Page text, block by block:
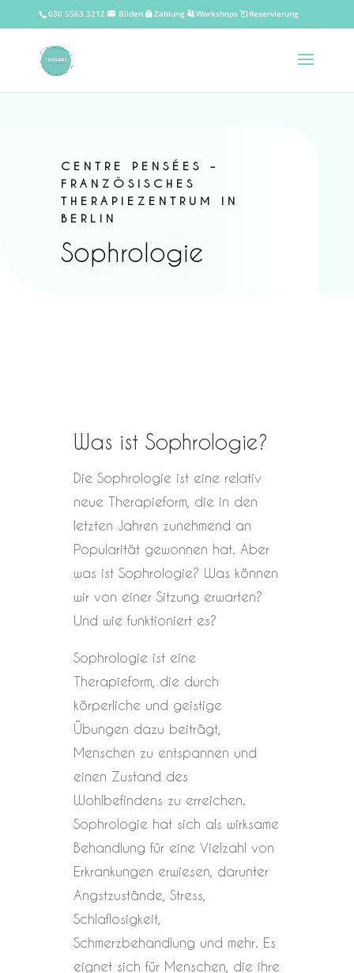
030 5563 3212 Bilden Zahlung Workshops Reservierung
CENTRE PENSÉES –
FRANZÖSISCHES
THERAPIEZENTRUM IN
BERLIN
Sophrologie
Was ist Sophrologie?
Die Sophrologie ist eine relativ
neue Therapieform, die in den
letzten Jahren zunehmend an
Popularität gewonnen hat. Aber
was ist Sophrologie? Was können
wir von einer Sitzung erwarten?
Und wie funktioniert es?
Sophrologie ist eine
Therapieform, die durch
körperliche und geistige
Übungen dazu beiträgt,
Menschen zu entspannen und
einen Zustand des
Wohlbefindens zu erreichen.
Sophrologie hat sich als wirksame
Behandlung für eine Vielzahl von
Erkrankungen erwiesen, darunter
Angstzustände, Stress,
Schlaflosigkeit,
Schmerzbehandlung und mehr. Es
eignet sich für Menschen, die ihre